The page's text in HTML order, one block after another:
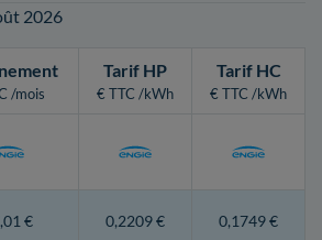
2026
/mois
Tarif HP
€ TTC /kWh
Tarif HC
€ TTC /kWh
€ 0,2209 € 0,1749 €